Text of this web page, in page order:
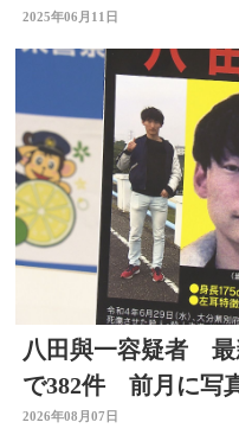
府ひき逃げ 大分
2025年06月11日
八田與一容疑者
で382件 前月に写
府ひき逃げ事件
2026年08月07日